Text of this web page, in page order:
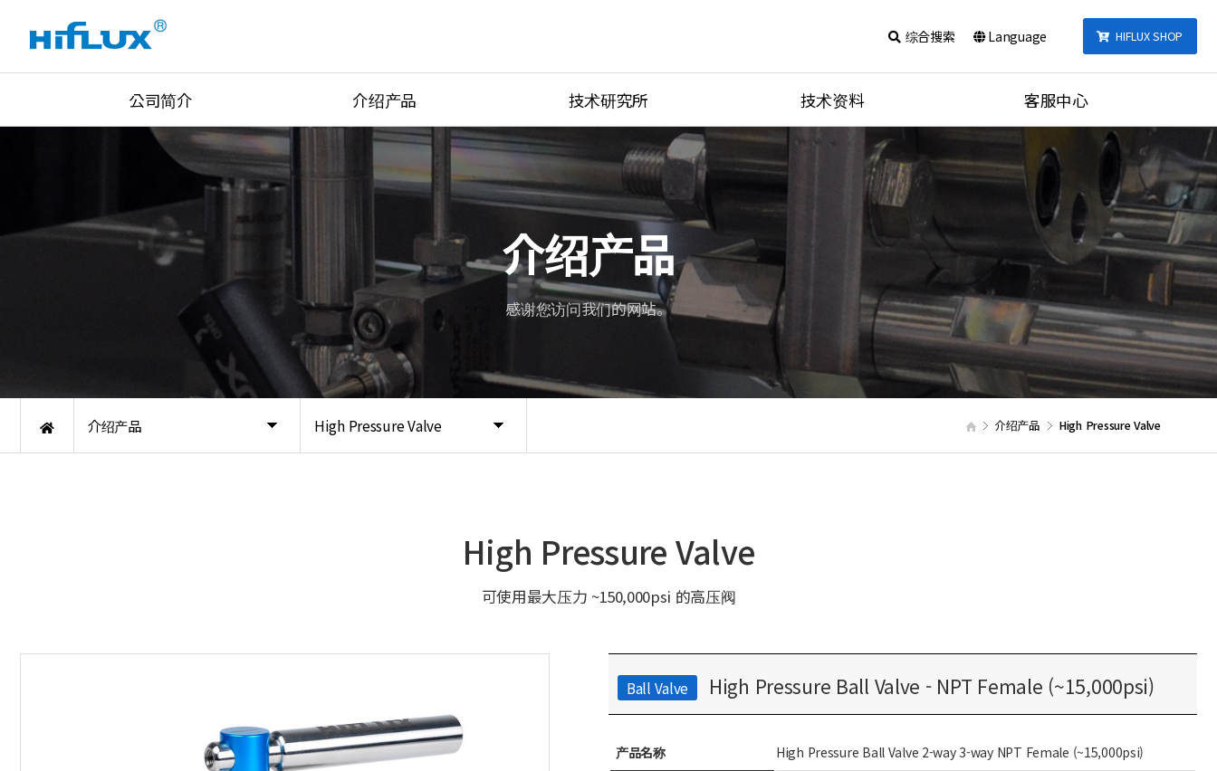
HIFLUX SHOP
综合搜索 Language
公司简介
认证现状
介绍产品
High Pressure Valves
High Pressure Fitting
Union & Adapter
Lok Type Products
Regulator
Pressure/Tempe/Flow
技术研究所
技术研究所
研究器材
技术资料
Product Catalog
产品紧固方式
端口类型
按温度分类的数据
单位转换器
Tubing Connections Torque
客服中心
公告事项
联系我们
综合搜索
介绍产品 High Pressure Valve 介绍产品 High Pressure Valve
介绍产品
感谢您访问我们的网站。
High Pressure Valve
可使用最大压力 ~150,000psi 的高压阀
Ball Valve High Pressure Ball Valve - NPT Female (~15,000psi)
产品名称 High Pressure Ball Valve 2-way 3-way NPT Female (~15,000psi)